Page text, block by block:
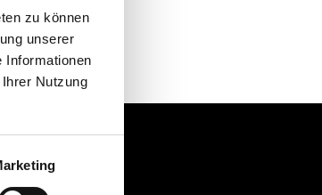
zu können
unserer
Informationen
Nutzung